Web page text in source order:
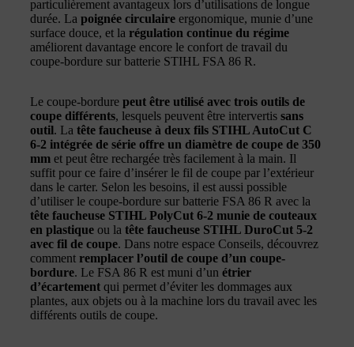
particulièrement avantageux lors d’utilisations de longue
durée. La poignée circulaire ergonomique, munie d’une
surface douce, et la régulation continue du régime
améliorent davantage encore le confort de travail du
coupe-bordure sur batterie STIHL FSA 86 R.
Le coupe-bordure peut être utilisé avec trois outils de
coupe différents, lesquels peuvent être intervertis sans
outil. La tête faucheuse à deux fils STIHL AutoCut C
6-2 intégrée de série offre un diamètre de coupe de 350
mm et peut être rechargée très facilement à la main. Il
suffit pour ce faire d’insérer le fil de coupe par l’extérieur
dans le carter. Selon les besoins, il est aussi possible
d’utiliser le coupe-bordure sur batterie FSA 86 R avec la
tête faucheuse STIHL PolyCut 6-2 munie de couteaux
en plastique ou la tête faucheuse STIHL DuroCut 5-2
avec fil de coupe. Dans notre espace Conseils, découvrez
comment remplacer l’outil de coupe d’un coupe-
bordure. Le FSA 86 R est muni d’un étrier
d’écartement qui permet d’éviter les dommages aux
plantes, aux objets ou à la machine lors du travail avec les
différents outils de coupe.